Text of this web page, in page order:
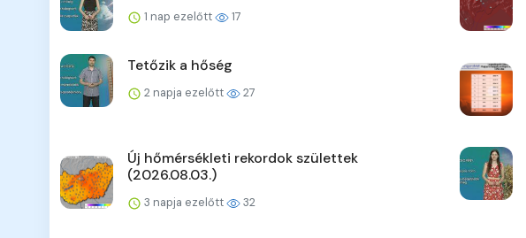
1 nap ezelőtt 17
Tetőzik a hőség
2 napja ezelőtt 27
Új hőmérsékleti rekordok születtek
(2026.08.03.)
3 napja ezelőtt 32